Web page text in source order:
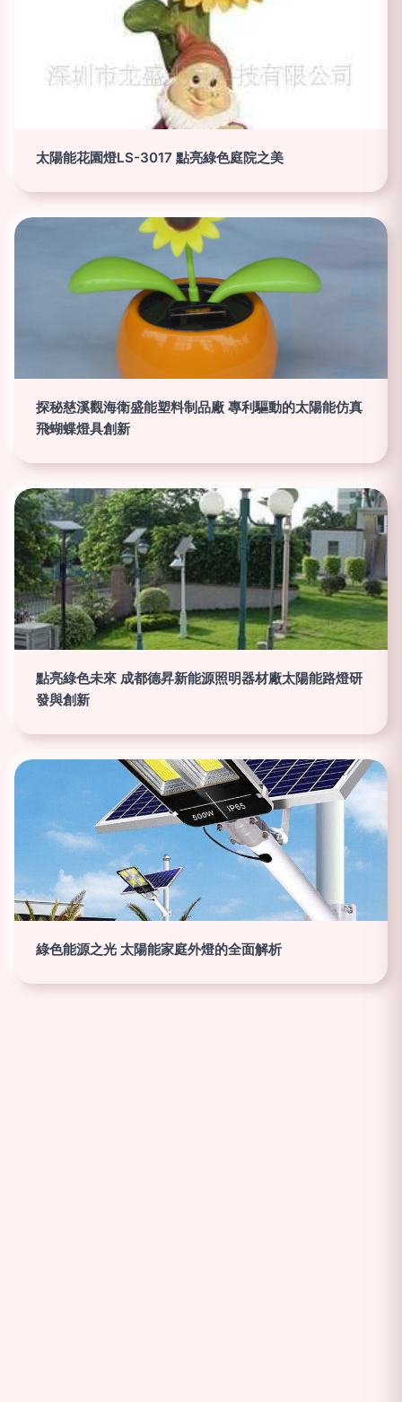
太陽能花園燈LS-3017 點亮綠色庭院之美
探秘慈溪觀海衛盛能塑料制品廠 專利驅動的太陽能仿真
飛蝴蝶燈具創新
點亮綠色未來 成都德昇新能源照明器材廠太陽能路燈研
發與創新
綠色能源之光 太陽能家庭外燈的全面解析